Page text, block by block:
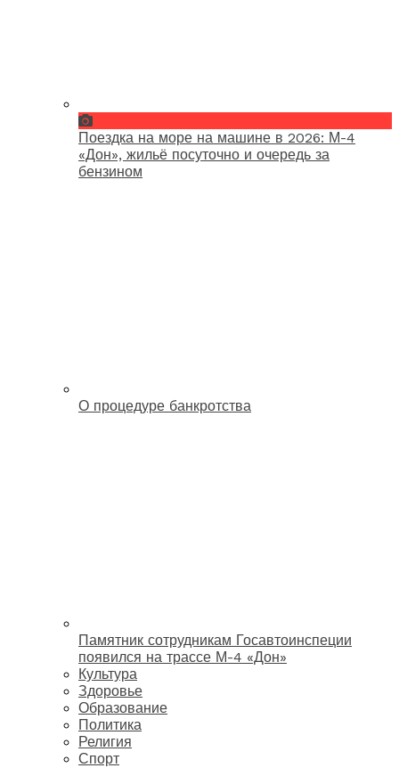
Поездка на море на машине в 2026: М-4
«Дон», жильё посуточно и очередь за
бензином
О процедуре банкротства
Памятник сотрудникам Госавтоинспеции
появился на трассе М-4 «Дон»
Культура
Здоровье
Образование
Политика
Религия
Спорт